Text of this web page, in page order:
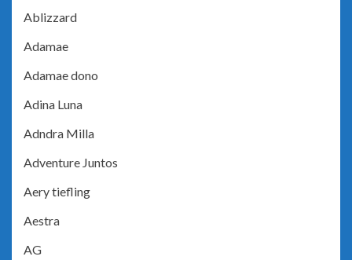
Ablizzard
Adamae
Adamae dono
Adina Luna
Adndra Milla
Adventure Juntos
Aery tiefling
Aestra
AG